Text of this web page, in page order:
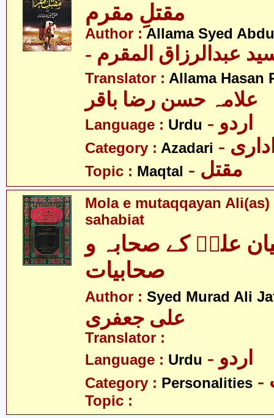
مقتلِ مقرم
Author :Allama Syed
عبدالرزاق المقرم
Translator : Allama Hasan
علامہ حسن رضا باقر
Language : Urdu - اردو
Category : Azadari
Topic : Maqtal - مقتل
Mola e mutaqqayan
sahabiat
علیؑ کے صحابہ و
صحابیات
Author : Syed Murad Ali
علی جعفری
Translator :
Language : Urdu - اردو
Category : Personalities
Topic :